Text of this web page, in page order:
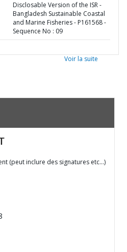
Disclosable Version of the ISR -
Bangladesh Sustainable Coastal
and Marine Fisheries - P161568 -
Sequence No : 09
Voir la suite
(peut inclure des signatures etc…)